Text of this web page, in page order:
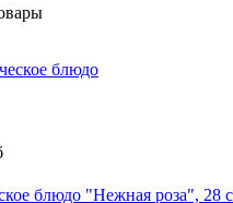
блюдо "Нежная роза", 28